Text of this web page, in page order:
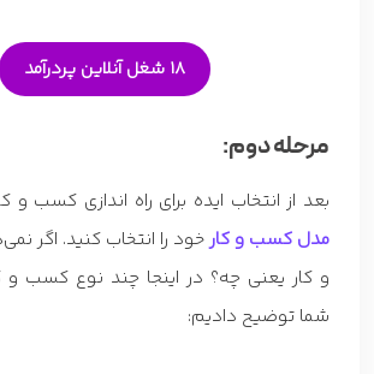
18 شغل آنلاین پردرآمد
مرحله دوم:
بعد از انتخاب ایده برای راه اندازی کسب و
مدل کسب و کارخود را انتخاب کنید. اگر
و کار یعنی چه؟ در اینجا چند نوع کسب و
شما توضیح دادیم: